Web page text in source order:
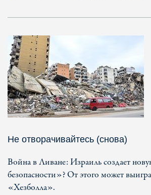
Не отворачивайтесь (снова)
Война в Ливане: Израиль создает
безопасности»? От этого может
«Хезболла».